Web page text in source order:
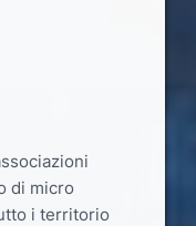
di micro
i territorio